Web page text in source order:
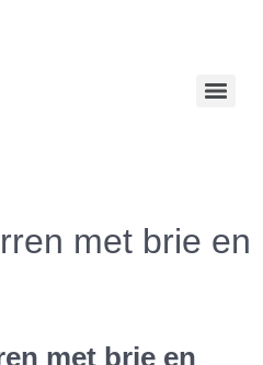
met brie en